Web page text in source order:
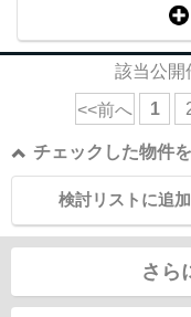
該当公開
<<前へ 1
チェックした物件
検討リストに追加
さら